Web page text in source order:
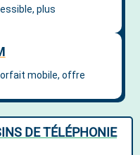
DE TÉLÉPHONIE